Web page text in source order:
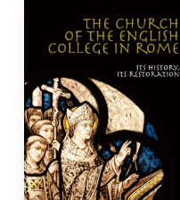
Di Giovanni Antonella,Gallo
Alessandro ,Guida
Giuseppe,Moretti Sgubini
Pifferi Augusto,
Puoti Flavia,Russo Tagliente
Alfonsina,Tarquini
Ombretta